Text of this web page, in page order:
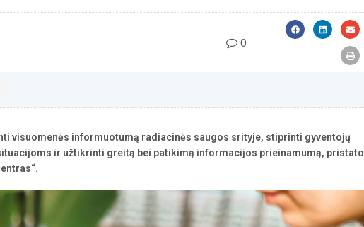
0
visuomenės informuotumą radiacinės saugos srityje, stiprinti gyventojų
ir užtikrinti greitą bei patikimą informacijos prieinamumą, pristato